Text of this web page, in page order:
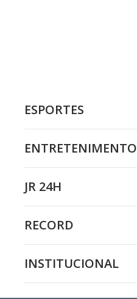
ESPORTES
ENTRETENIMENTO
JR 24H
RECORD
INSTITUCIONAL